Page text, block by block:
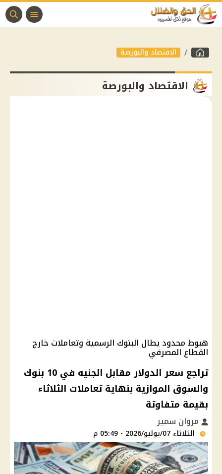
الاقتصاد والبورصة
الاقتصاد والبورصة
هبوط محدود يطال البنوك الرسمية وتعاملات خارج
القطاع المصرفي
تراجع سعر الدولار مقابل الجنيه في 10 بنوك
والسوق الموازية بنهاية تعاملات الثلاثاء
بقيمة متفاوتة
مروان سمير
الثلاثاء 07/يوليو/2026 - 05:49 م